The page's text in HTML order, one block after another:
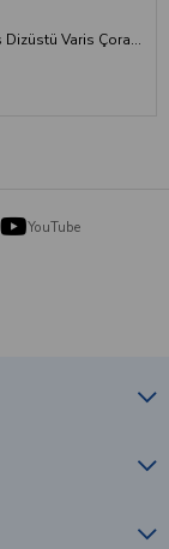
Mediven Plus Dizüstü Varis Çorabı - CCL2 - Burnu Kapalı - Kaşmir - 4 Numara
YouTube